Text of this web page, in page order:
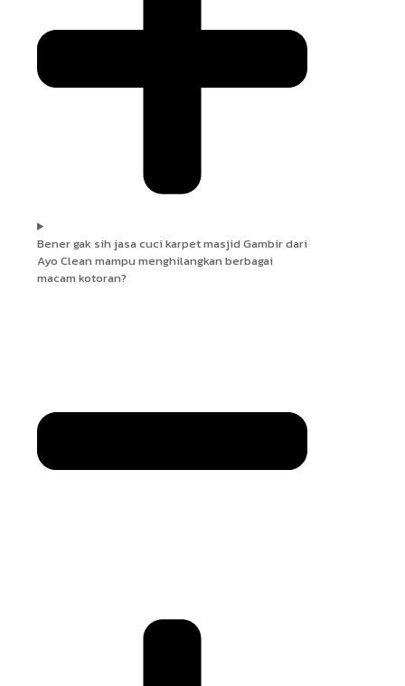
Bener gak sih jasa cuci karpet masjid Gambir dari
Ayo Clean mampu menghilangkan berbagai
macam kotoran?